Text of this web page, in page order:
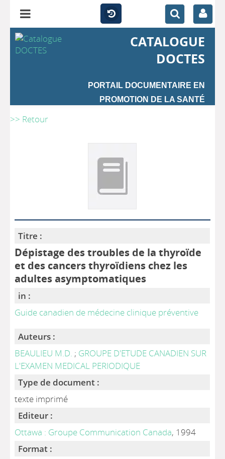
CATALOGUE
DOCTES
PORTAIL DOCUMENTAIRE EN
PROMOTION DE LA SANTÉ
>> Retour
Titre :
Dépistage des troubles de la thyroïde
et des cancers thyroïdiens chez les
adultes asymptomatiques
in :
Guide canadien de médecine clinique préventive
Auteurs :
BEAULIEU M.D. ; GROUPE D'ETUDE CANADIEN SUR
L'EXAMEN MEDICAL PERIODIQUE
Type de document :
texte imprimé
Editeur :
Ottawa : Groupe Communication Canada, 1994
Format :